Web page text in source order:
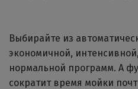
Выбирайте из
экономичной,
нормальной программ. А
сократит время мойки